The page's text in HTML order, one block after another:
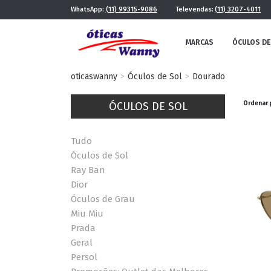
WhatsApp: (11) 99315-9086 Televendas: (11) 3207-4011
MARCAS ÓCULOS
POR ESTILO
QUADRADO
oticaswanny Óculos de Sol Dourado
ÓCULOS DE SOL
Tudo
Óculos de Sol
Ray Ban
Dior
Óculos de Grau
Miu Miu
Prada
Geral
Persol
Ordenar